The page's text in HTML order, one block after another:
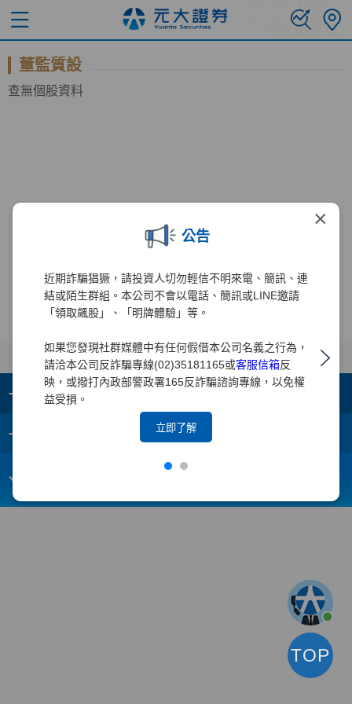
×
公告
近期詐騙猖獗，請投資人切勿輕信不明來電、簡訊、連
結或陌生群組。本公司不會以電話、簡訊或LINE邀請
「領取飆股」、「明牌體驗」等。
如果您發現社群媒體中有任何假借本公司名義之行為，
請洽本公司反詐騙專線(02)35181165或客服信箱反
映，或撥打內政部警政署165反詐騙諮詢專線，以免權
益受損。
立即了解
董監質設
查無個股資料
+ 集團成員
+
webmaster@yuanta.com
TOP